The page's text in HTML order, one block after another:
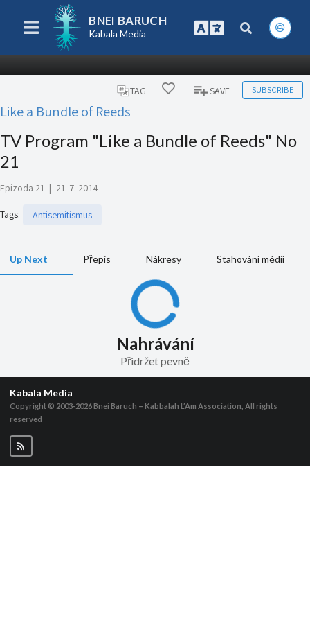
BNEI BARUCH
Kabala Media
TAG SAVE SUBSCRIBE
Like a Bundle of Reeds
TV Program "Like a Bundle of Reeds" No
21
Epizoda 21 | 21. 7. 2014
Tags: Antisemitismus
Up Next Přepis Nákresy Stahování médií
Nahrávání
Přidržet pevně
Kabala Media
Copyright © 2003-2026Bnei Baruch – Kabbalah L’Am Association, All rights
reserved